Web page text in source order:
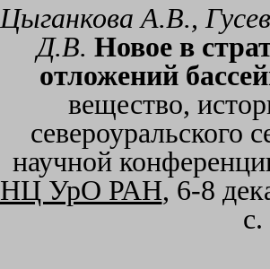
Цыганкова А.В.,
Д.В. Новое в
отложений
вещество,
североуральского
научной
НЦ УрО РАН, 6-8